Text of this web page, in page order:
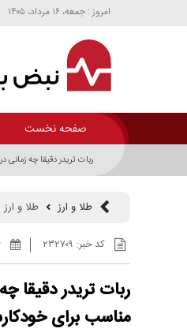
امروز : جمعه، ۱۶ مرداد، ۱۴۰۵
صفحه نخست
ربات تریدر دقیقا چه
طلا و ارز طلا و ارز
کد خبر: ۲۳۲۷۰۹ ۱۶ خرداد ۱۴۰۵ - ۱۲:۵۲
ربات تریدر دقیقا
مناسب برای